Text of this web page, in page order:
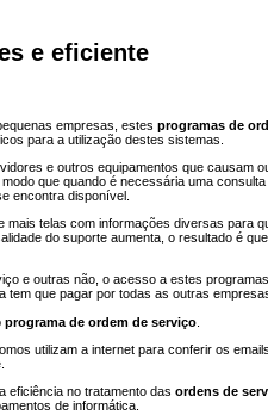
e eficiente
empresas, estesprogramas de
para a utilização destes sistemas.
e outros equipamentos que causam
que quando é necessária uma
encontra disponível.
mais telas com informações diversas para
do suporte aumenta, o resultado é
e outras não, o acesso a estes
que pagar por todas as outras
programa de ordem de serviço
utilizam a internet para conferir os
eficiência no tratamento dasordens de
de informática.